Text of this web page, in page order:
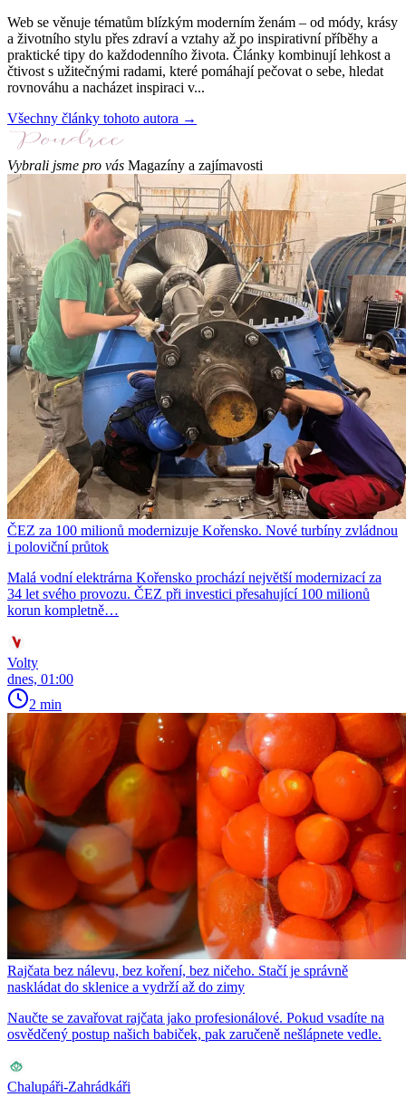
Web se věnuje tématům blízkým moderním ženám – od módy, krásy
a životního stylu přes zdraví a vztahy až po inspirativní příběhy a
praktické tipy do každodenního života. Články kombinují lehkost a
čtivost s užitečnými radami, které pomáhají pečovat o sebe, hledat
rovnováhu a nacházet inspiraci v...
Všechny články tohoto autora →
Vybrali jsme pro vás Magazíny a zajímavosti
ČEZ za 100 milionů modernizuje Kořensko. Nové turbíny zvládnou
i poloviční průtok
Malá vodní elektrárna Kořensko prochází největší modernizací za
34 let svého provozu. ČEZ při investici přesahující 100 milionů
korun kompletně…
Volty
dnes, 01:00
2 min
Rajčata bez nálevu, bez koření, bez ničeho. Stačí je správně
naskládat do sklenice a vydrží až do zimy
Naučte se zavařovat rajčata jako profesionálové. Pokud vsadíte na
osvědčený postup našich babiček, pak zaručeně nešlápnete vedle.
Chalupáři-Zahrádkáři